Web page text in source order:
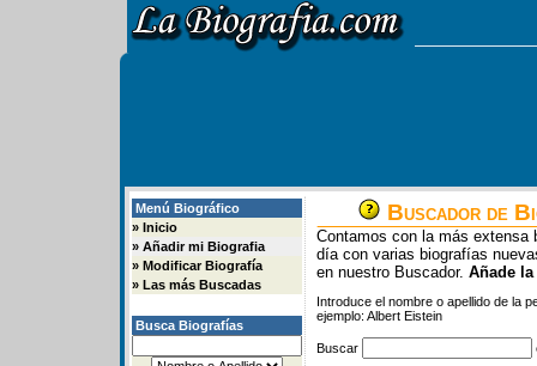
Menú Biográfico
» Inicio
» Añadir mi Biografia
» Modificar Biografía
» Las más Buscadas
Busca Biografías
Buscador de
Contamos con la más extensa
día con varias biografías
en nuestro Buscador. Añade
Introduce el nombre o apellido de la
ejemplo: Albert Eistein
Buscar